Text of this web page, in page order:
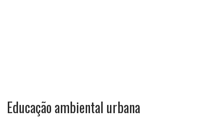
Educação ambiental urbana